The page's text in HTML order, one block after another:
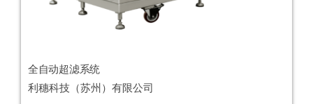
全自动超滤系统
利穗科技（苏州）有限公司